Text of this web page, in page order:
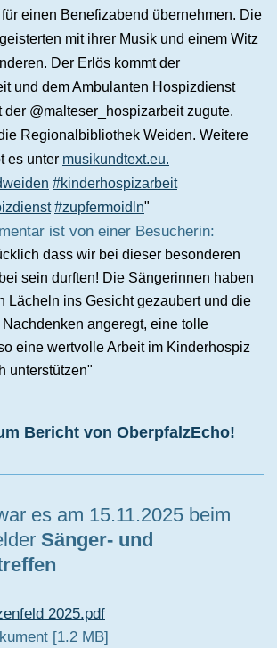
einen Benefizabend übernehmen. Die
mit ihrer Musik und einem Witz
Der Erlös kommt der
und dem Ambulanten Hospizdienst
@malteser_hospizarbeit zugute.
Regionalbibliothek Weiden. Weitere
es unter musikundtext.eu.
#kinderhospizarbeit
#zupfermoidln"
ist von einer Besucherin:
dass wir bei dieser besonderen
sein durften! Die Sängerinnen haben
Lächeln ins Gesicht gezaubert und die
angeregt, eine tolle
eine wertvolle Arbeit im Kinderhospiz
unterstützen"
Bericht von OberpfalzEcho!
es am 15.11.2025 beim
Sänger- und
2025.pdf
[1.2 MB]